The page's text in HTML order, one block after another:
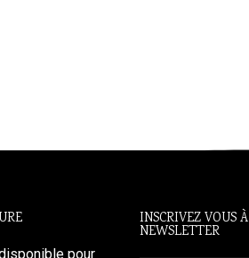
pour
INSCRIVEZ VOUS
NEWSLETTER